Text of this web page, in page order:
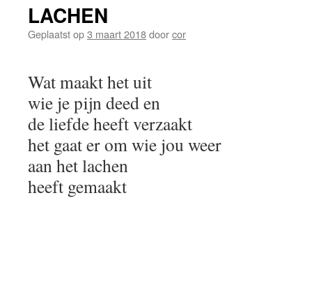
LACHEN
Geplaatst op3 maart 2018doorcor
Wat maakt het uit
wie je pijn deed en
de liefde heeft verzaakt
het gaat er om wie jou weer
aan het lachen
heeft gemaakt